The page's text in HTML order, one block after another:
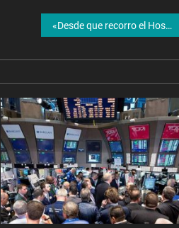
«Desde que recorro el Hospital Pirovano, no vi que se hayan ocupado por la salud pública»